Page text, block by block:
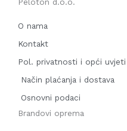
O nama
Kontakt
Pol. privatnosti i opći uvjeti
Način plaćanja i dostava
Osnovni podaci
Brandovi oprema